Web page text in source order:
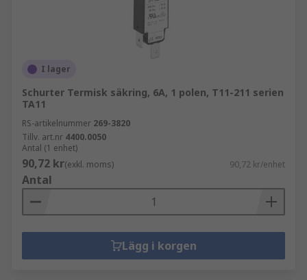
I lager
Schurter Termisk säkring, 6A, 1 polen, T11-211 serien
TA11
RS-artikelnummer 269-3820
Tillv. art.nr 4400.0050
Antal (1 enhet)
90,72 kr(exkl. moms) 90,72 kr/enhet
Antal
Lägg i korgen